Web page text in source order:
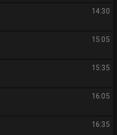
14:30
15:05
15:35
16:05
16:35